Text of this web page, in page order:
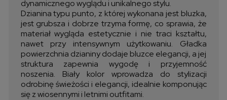
dynamicznego wyglądu i unikalnego stylu.
Dzianina typu punto, z której wykonana jest bluzka,
jest grubsza i dobrze trzyma formę, co sprawia, że
materiał wygląda estetycznie i nie traci kształtu,
nawet przy intensywnym użytkowaniu. Gładka
powierzchnia dzianiny dodaje bluzce elegancji, a jej
struktura zapewnia wygodę i przyjemność
noszenia. Biały kolor wprowadza do stylizacji
odrobinę świeżości i elegancji, idealnie komponując
się z wiosennymi i letnimi outfitami.